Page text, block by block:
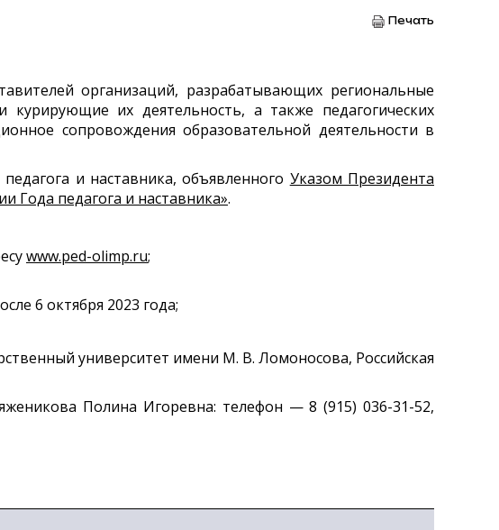
Печать
организаций, разрабатывающих региональные
курирующие их деятельность, а также педагогических
сопровождения образовательной деятельности в
и наставника, объявленного Указом Президента
Года педагога и наставника».
www.ped-olimp.ru;
6 октября 2023 года;
университет имени М. В. Ломоносова, Российская
Полина Игоревна: телефон — 8 (915) 036-31-52,